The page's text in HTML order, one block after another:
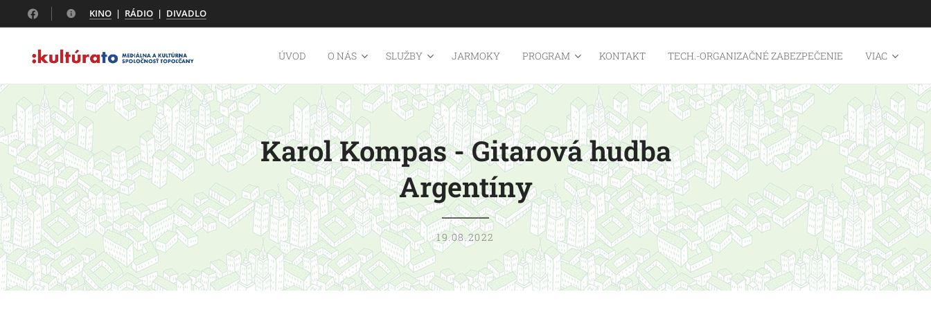
KINO | RÁDIO | DIVADLO
ÚVOD O NÁS SLUŽBY JARMOKY PROGRAM KONTAKT TECH.-ORGANIZAČNÉ ZABEZPEČENIE VIAC
Karol Kompas - Gitarová hudba
Argentíny
19.08.2022